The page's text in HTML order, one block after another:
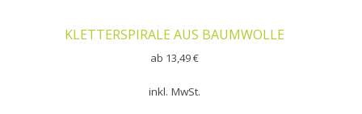
KLETTERSPIRALE AUS BAUMWOLLE
ab 13,49€
inkl. MwSt.